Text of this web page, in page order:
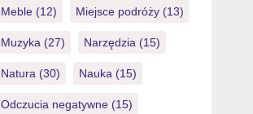
Meble(12) Miejsce podróży(13)
Muzyka(27) Narzędzia(15)
Natura(30) Nauka(15)
Odczucia negatywne(15)